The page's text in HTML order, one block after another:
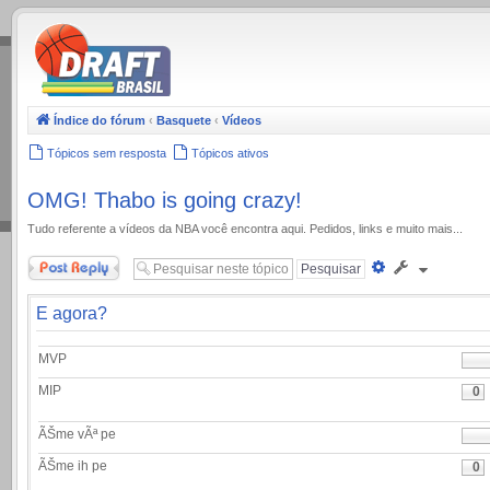
.
Índice do fórum ‹ Basquete ‹ Vídeos
Tópicos sem resposta Tópicos ativos
OMG! Thabo is going crazy!
Tudo referente a ví­deos da NBA você encontra aqui. Pedidos, links e muito mais...
Responder
Pesquisa
E agora?
MVP
MIP 0
ÃŠme vÃª pe
ÃŠme ih pe 0